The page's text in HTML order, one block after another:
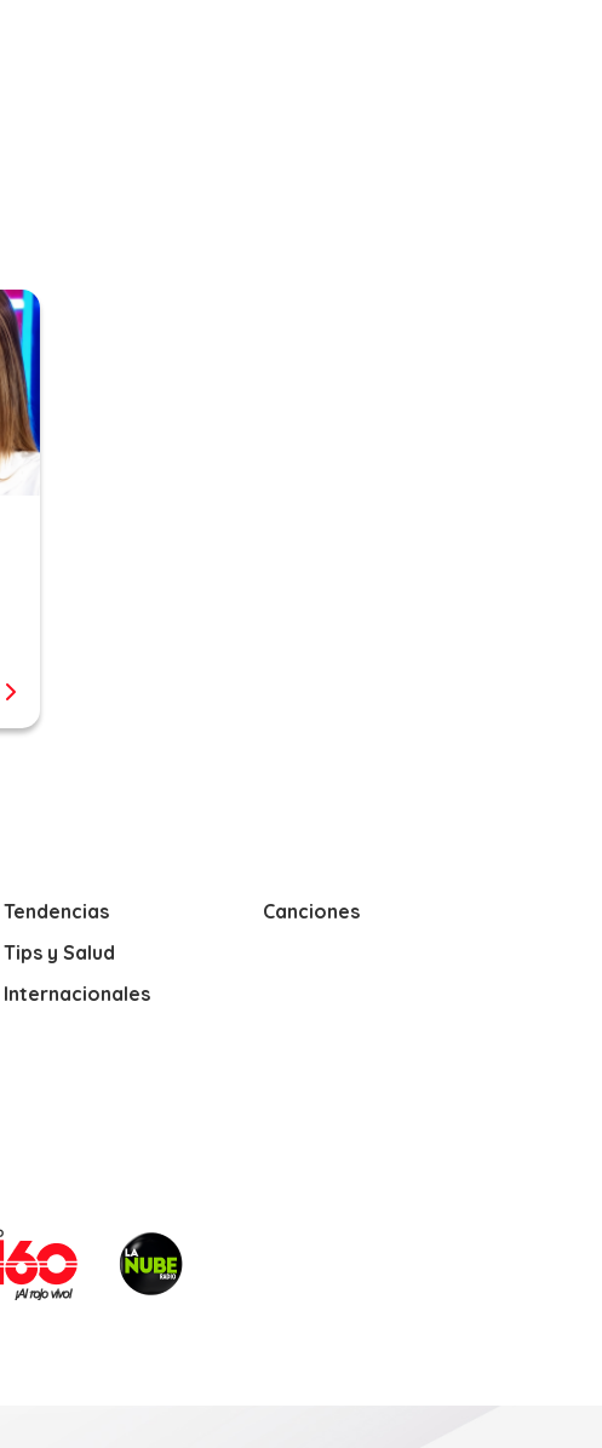
Tendencias
Tips y Salud
Internacionales
Canciones